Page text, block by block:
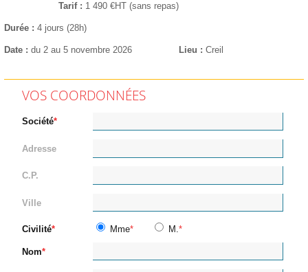
Tarif 1 490 €HT (sans repas)
Durée 4 jours (28h)
Date du 2 au 5 novembre 2026 Lieu Creil
VOS COORDONNÉES
Société
Adresse
C.P.
Ville
Civilité Mme M.
Nom